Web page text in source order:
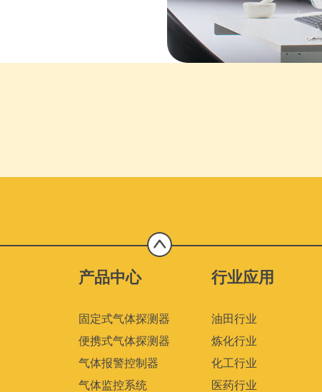
产品中心 行业应用
固定式气体探测器
便携式气体探测器
气体报警控制器
气体监控系统
油田行业
炼化行业
化工行业
医药行业